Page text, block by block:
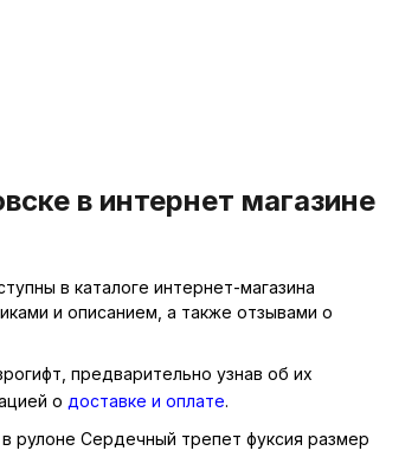
в интернет магазине
в каталоге интернет-магазина
и описанием, а также отзывами о
предварительно узнав об их
о доставке и оплате.
рулоне Сердечный трепет фуксия размер